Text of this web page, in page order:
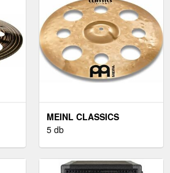
MEINL CLASSICS
CUSTOM 16" TRASH
5 db